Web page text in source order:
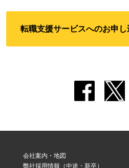
転職支援サービスへのお申し
会社案内・地図
弊社採用情報（中途・新卒）